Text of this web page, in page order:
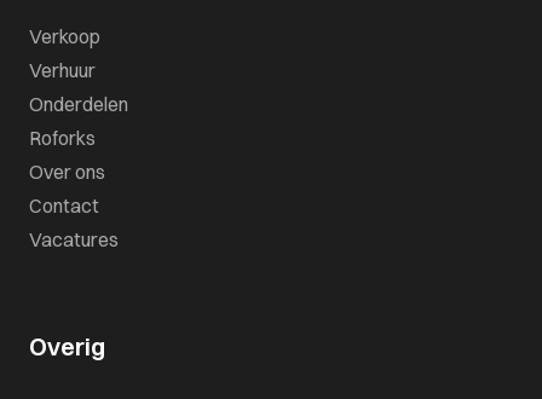
Verkoop
Verhuur
Onderdelen
Roforks
Over ons
Contact
Vacatures
Overig